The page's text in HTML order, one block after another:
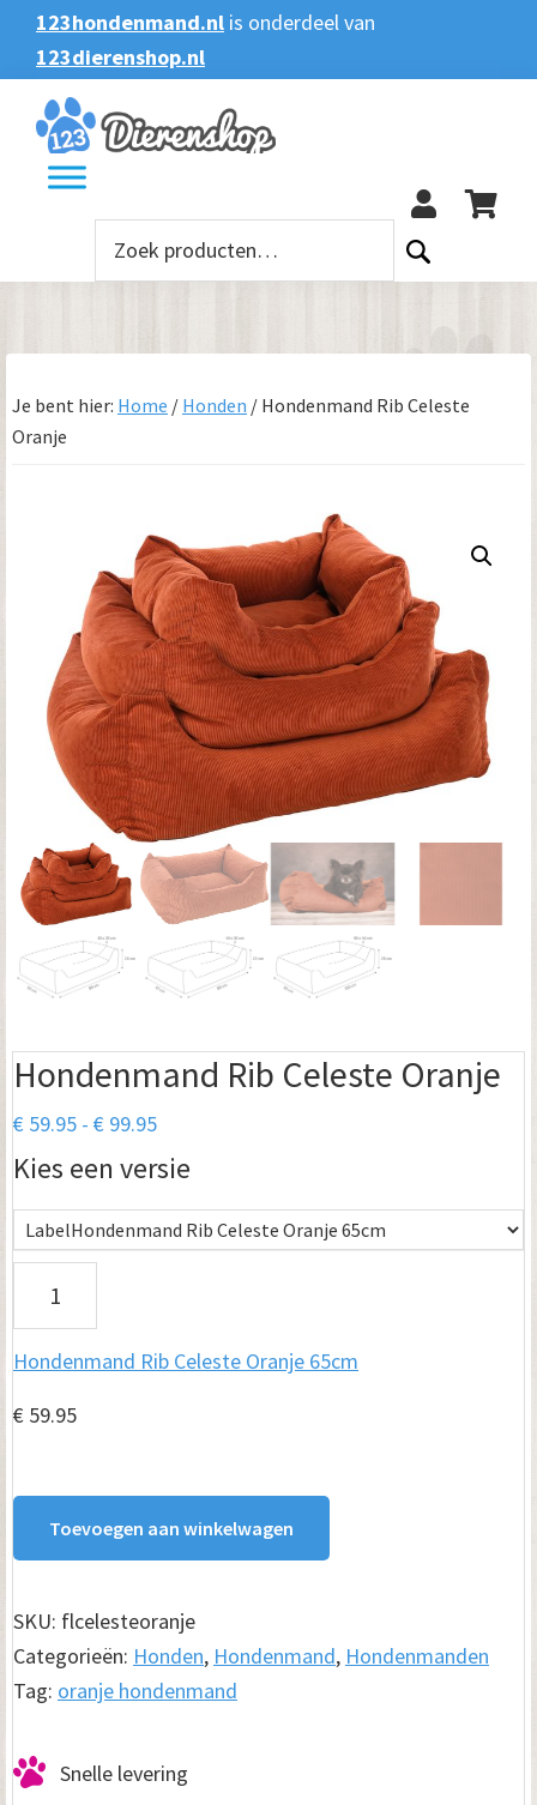
Spring
naar
de
hoofdnavigatie
Door
naar
de
hoofd
inhoud
Spring
naar
de
voettekst
123hondenmand.nl is onderdeel van
123dierenshop.nl
Zoeken
Zoeken
naar:
Je bent hier: Home / Honden / Hondenmand Rib Celeste
Oranje
Hondenmand Rib Celeste Oranje
€ 59.95 - € 99.95Prijsklasse:
€ 59.95
tot
€ 99.95
Kies een versie
o
n
d
n
n
d
Hondenmand Rib Celeste Oranje 65cm
€ 59.95
Toevoegen aan winkelwagen
SKU: flcelesteoranje
Categorieën: Honden, Hondenmand, Hondenmanden
Tag: oranje hondenmand
Snelle levering